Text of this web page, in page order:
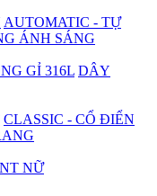
AUTOMATIC - TỰ
ÁNH SÁNG
GỈ 316L DÂY
CLASSIC - CỔ ĐIỂN
NỮ